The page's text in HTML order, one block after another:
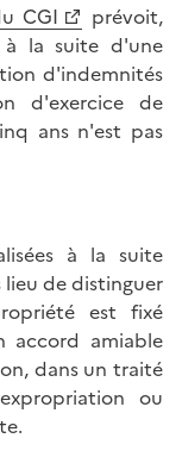
CGI
prévoit,
à la suite d'une
d'indemnités
d'exercice de
ans n'est pas
à la suite
de distinguer
est fixé
accord amiable
dans un traité
ou